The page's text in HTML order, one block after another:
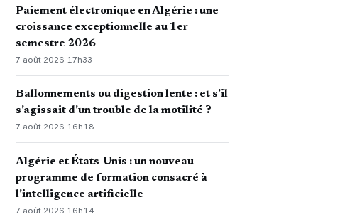
Paiement électronique en Algérie : une
croissance exceptionnelle au 1er
semestre 2026
7 août 2026·17h33
Ballonnements ou digestion lente : et s’il
s’agissait d’un trouble de la motilité ?
7 août 2026·16h18
Algérie et États-Unis : un nouveau
programme de formation consacré à
l’intelligence artificielle
7 août 2026· 16h14